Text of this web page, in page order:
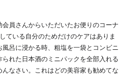
員さんからいただいたお便りのコーナ
ている自分のためだけのケアはありま
呂に浸かる時、粗塩を一袋とコンビニ
れた日本酒のミニパックを全部入れる
なさい。これはどの美容家も勧めてな